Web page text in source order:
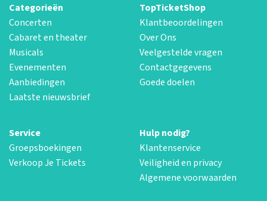
Categorieën
Concerten
Cabaret en theater
Musicals
Evenementen
Aanbiedingen
Laatste nieuwsbrief
TopTicketShop
Klantbeoordelingen
Over Ons
Veelgestelde vragen
Contactgegevens
Goede doelen
Service
Groepsboekingen
Verkoop Je Tickets
Hulp nodig?
Klantenservice
Veiligheid en privacy
Algemene voorwaarden